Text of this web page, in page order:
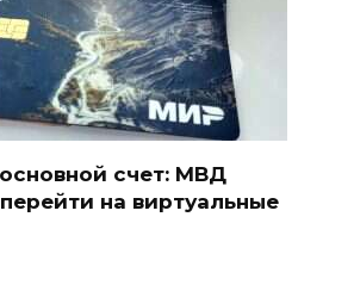
счет: МВД
на виртуальные